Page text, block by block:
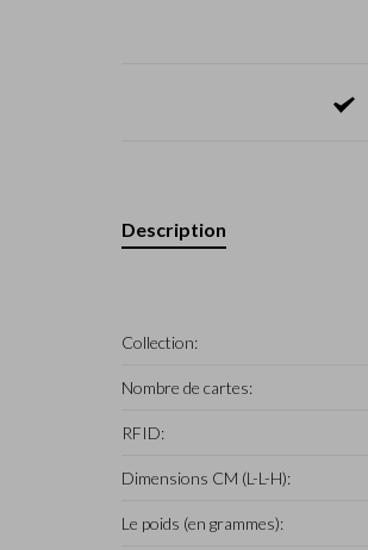
Description
Collection:
Nombre de cartes:
RFID:
Dimensions CM (L-L-H):
Le poids (en grammes):